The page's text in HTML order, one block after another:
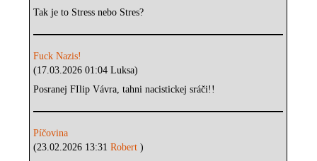
Tak je to Stress nebo Stres?
Fuck Nazis!
(17.03.2026 01:04 Luksa)
Posranej FIlip Vávra, tahni nacistickej sráči!!
Píčovina
(23.02.2026 13:31Robert)